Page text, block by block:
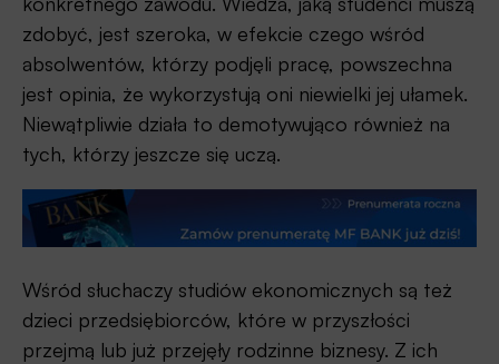
zdobyć, jest szeroka, w efekcie czego wśród
absolwentów, którzy podjęli pracę, powszechna
jest opinia, że wykorzystują oni niewielki jej ułamek.
Niewątpliwie działa to demotywująco również na
tych, którzy jeszcze się uczą.
Wśród słuchaczy studiów ekonomicznych są też
dzieci przedsiębiorców, które w przyszłości
przejmą lub już przejęły rodzinne biznesy. Z ich